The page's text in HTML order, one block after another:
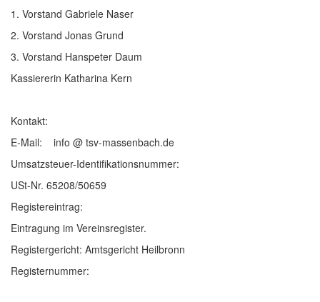
1. Vorstand Gabriele Naser
2. Vorstand Jonas Grund
3. Vorstand Hanspeter Daum
Kassiererin Katharina Kern
Kontakt:
E-Mail: info @ tsv-massenbach.de
Umsatzsteuer-Identifikationsnummer:
USt-Nr. 65208/50659
Registereintrag:
Eintragung im Vereinsregister.
Registergericht: Amtsgericht Heilbronn
Registernummer: